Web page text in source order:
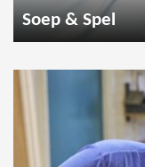
Soep & Spel